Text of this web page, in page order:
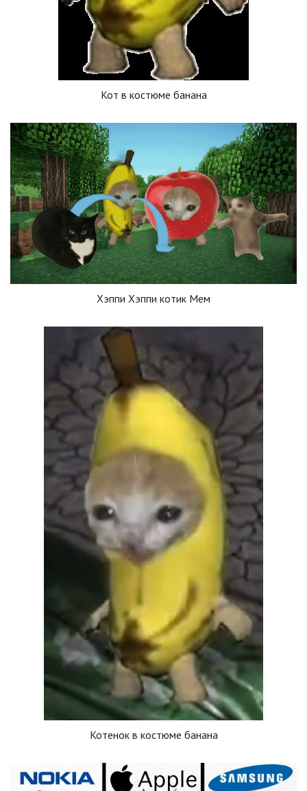
Кот в костюме банана
Хэппи Хэппи котик Мем
Котенок в костюме банана